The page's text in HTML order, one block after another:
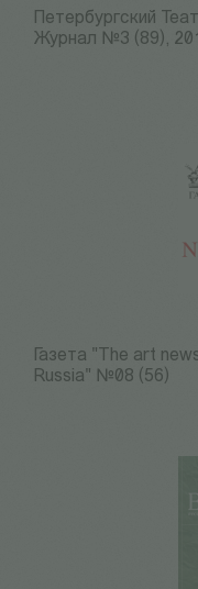
Петербургский
Журнал №3 (89),
Газета "The art
Russia" №08 (56)